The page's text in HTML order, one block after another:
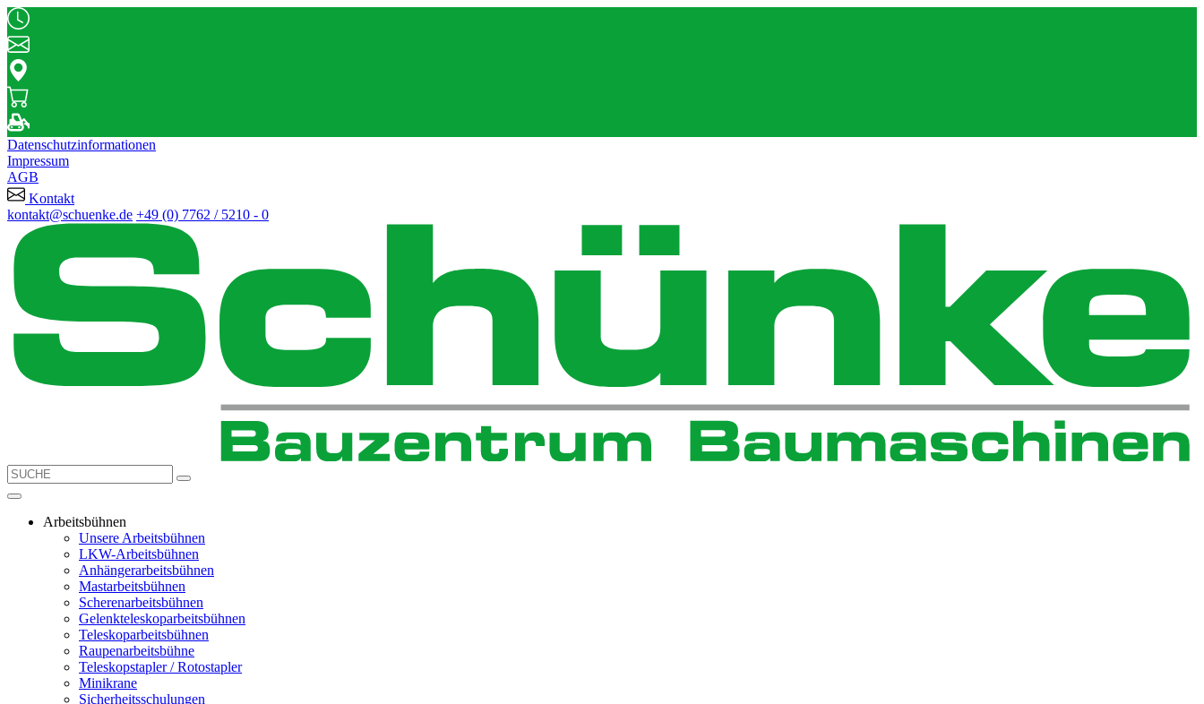
Datenschutzinformationen
Impressum
AGB
Kontakt
kontakt@schuenke.de +49 (0) 7762 / 5210 - 0
Arbeitsbühnen
Unsere Arbeitsbühnen
LKW-Arbeitsbühnen
Anhängerarbeitsbühnen
Mastarbeitsbühnen
Scherenarbeitsbühnen
Gelenkteleskoparbeitsbühnen
Teleskoparbeitsbühnen
Raupenarbeitsbühne
Teleskopstapler / Rotostapler
Minikrane
Sicherheitsschulungen